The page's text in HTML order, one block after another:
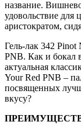
название.
удовольствие для
аристократом,
Гель-лак 342
PNB. Как и бокал
актуальная
Your Red PNB –
посвященных
вкусу?